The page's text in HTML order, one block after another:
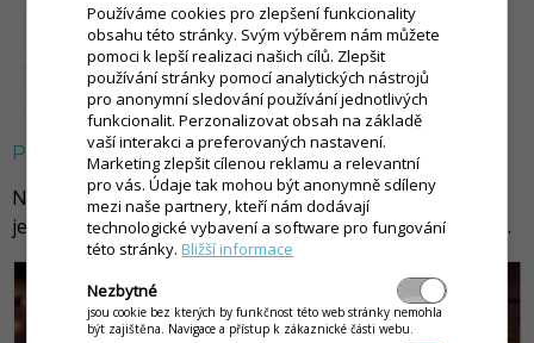
Pomocí hledání přímo na web stránce
Naše hledání používá nejnovější technologie. Není nic
jednoduššího než zadat váš dotaz přímo do vyhledávání.
Používáme cookies pro zlepšení funkcionality
obsahu této stránky. Svým výběrem nám můžete
pomoci k lepší realizaci našich cílů. Zlepšit
používání stránky pomocí analytických nástrojů
pro anonymní sledování používání jednotlivých
funkcionalit. Perzonalizovat obsah na základě
vaší interakci a preferovaných nastavení.
Marketing zlepšit cílenou reklamu a relevantní
pro vás. Údaje tak mohou být anonymně sdíleny
mezi naše partnery, kteří nám dodávají
technologické vybavení a software pro fungování
této stránky.Bližší informace
Nezbytné
jsou cookie bez kterých by funkčnost této web stránky nemohla
být zajištěna. Navigace a přístup k zákaznické části webu.